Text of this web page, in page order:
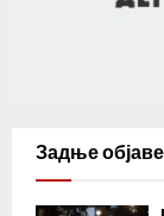
Задње објаве